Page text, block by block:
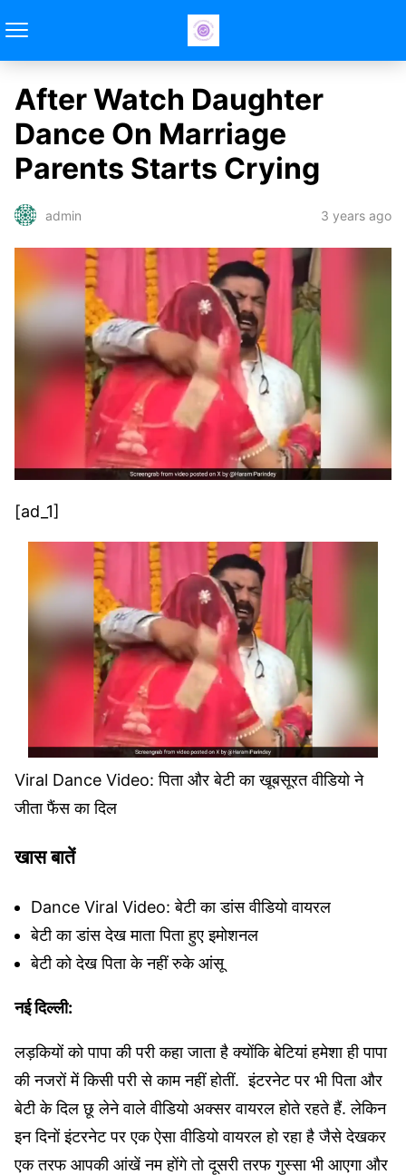
After Watch Daughter
Dance On Marriage
Parents Starts Crying
admin 3 years ago
[ad_1]
Viral Dance Video: पिता और बेटी का खूबसूरत वीडियो ने
जीता फैंस का दिल
खास बातें
Dance Viral Video: बेटी का डांस वीडियो वायरल
बेटी का डांस देख माता पिता हुए इमोशनल
बेटी को देख पिता के नहीं रुके आंसू
नई दिल्ली:
लड़कियों को पापा की परी कहा जाता है क्योंकि बेटियां हमेशा ही पापा
की नजरों में किसी परी से काम नहीं होतीं. इंटरनेट पर भी पिता और
बेटी के दिल छू लेने वाले वीडियो अक्सर वायरल होते रहते हैं. लेकिन
इन दिनों इंटरनेट पर एक ऐसा वीडियो वायरल हो रहा है जैसे देखकर
एक तरफ आपकी आंखें नम होंगे तो दूसरी तरफ गुस्सा भी आएगा और